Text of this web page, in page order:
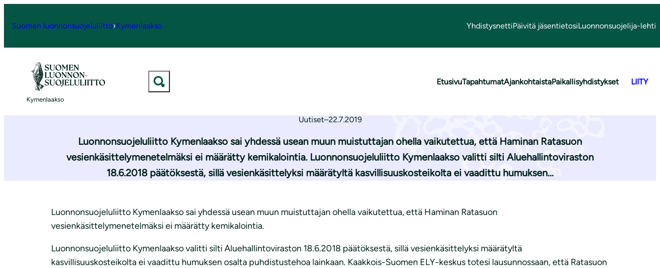
Suomen luonnonsuojeluliitto›Kymenlaakso YhdistysnettiPäivitä jäsentietosiLuonnonsuojelija-lehti
Kymenlaakso
EtusivuTapahtumatAjankohtaistaPaikallisyhdistykset LIITY
Ajankohtaista
Haminan Ratasuon ympäristölupa
Uutiset–22.7.2019
Luonnonsuojeluliitto Kymenlaakso sai yhdessä usean muun muistuttajan ohella vaikutettua, että Haminan Ratasuon
vesienkäsittelymenetelmäksi ei määrätty kemikalointia. Luonnonsuojeluliitto Kymenlaakso valitti silti Aluehallintoviraston
18.6.2018 päätöksestä, sillä vesienkäsittelyksi määrätyltä kasvillisuuskosteikolta ei vaadittu humuksen…
Luonnonsuojeluliitto Kymenlaakso sai yhdessä usean muun muistuttajan ohella vaikutettua, että Haminan Ratasuon
vesienkäsittelymenetelmäksi ei määrätty kemikalointia.
Luonnonsuojeluliitto Kymenlaakso valitti silti Aluehallintoviraston 18.6.2018 päätöksestä, sillä vesienkäsittelyksi määrätyltä
kasvillisuuskosteikolta ei vaadittu humuksen osalta puhdistustehoa lainkaan. Kaakkois-Suomen ELY-keskus totesi lausunnossaan, että Ratasuon